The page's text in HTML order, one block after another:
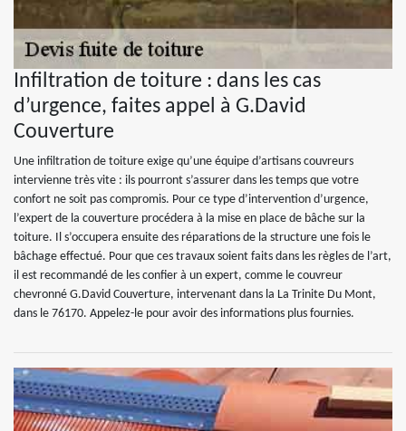
Infiltration de toiture : dans les cas
d’urgence, faites appel à G.David
Couverture
Une infiltration de toiture exige qu’une équipe d’artisans couvreurs
intervienne très vite : ils pourront s’assurer dans les temps que votre
confort ne soit pas compromis. Pour ce type d’intervention d’urgence,
l’expert de la couverture procédera à la mise en place de bâche sur la
toiture. Il s’occupera ensuite des réparations de la structure une fois le
bâchage effectué. Pour que ces travaux soient faits dans les règles de l’art,
il est recommandé de les confier à un expert, comme le couvreur
chevronné G.David Couverture, intervenant dans la La Trinite Du Mont,
dans le 76170. Appelez-le pour avoir des informations plus fournies.